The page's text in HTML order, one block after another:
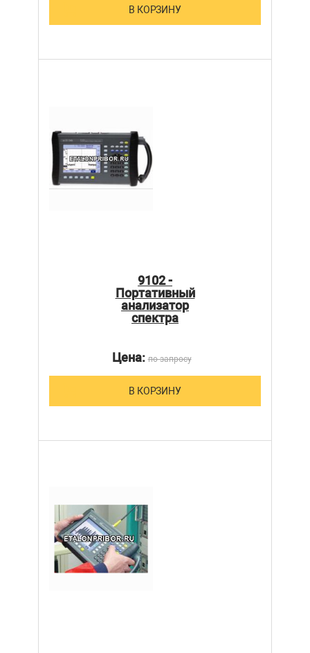
В КОРЗИНУ
9102 -
Портативный
анализатор
спектра
Цена:по запросу
В КОРЗИНУ